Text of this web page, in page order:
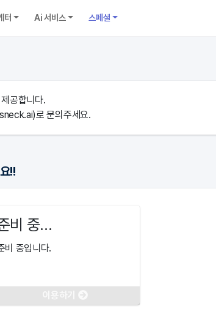
터 Ai 서비스 스페셜
공합니다.
로 문의주세요.
!!
비 중...
비 중입니다.